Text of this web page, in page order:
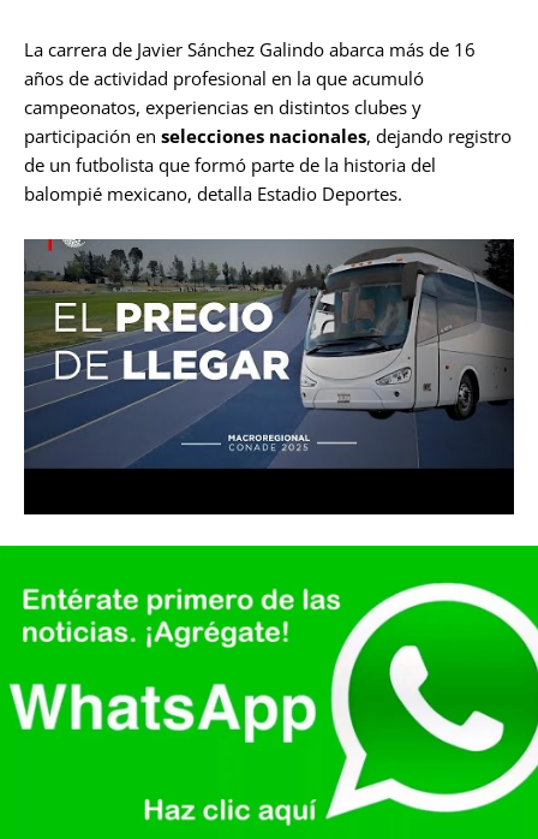
La carrera de Javier Sánchez Galindo abarca más de 16
años de actividad profesional en la que acumuló
campeonatos, experiencias en distintos clubes y
participación en selecciones nacionales, dejando registro
de un futbolista que formó parte de la historia del
balompié mexicano, detalla Estadio Deportes.